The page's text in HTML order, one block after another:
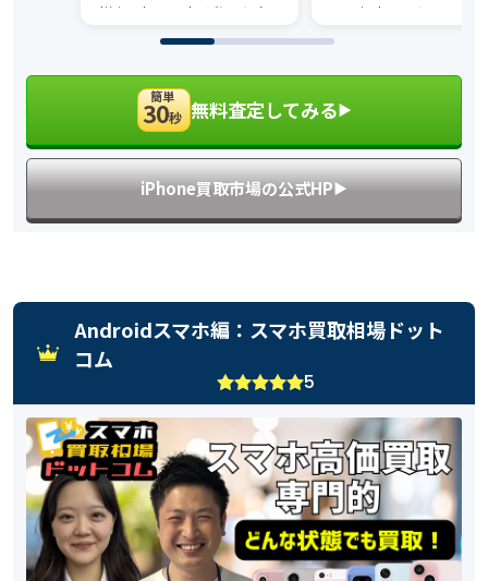
祥寺で初めて売る私でも安
心して任せられました。
じのお店でした。
簡単
30秒 無料査定してみる▶︎
iPhone買取市場の公式HP▶︎
Androidスマホ編：スマホ買取相場ドット
コム
5